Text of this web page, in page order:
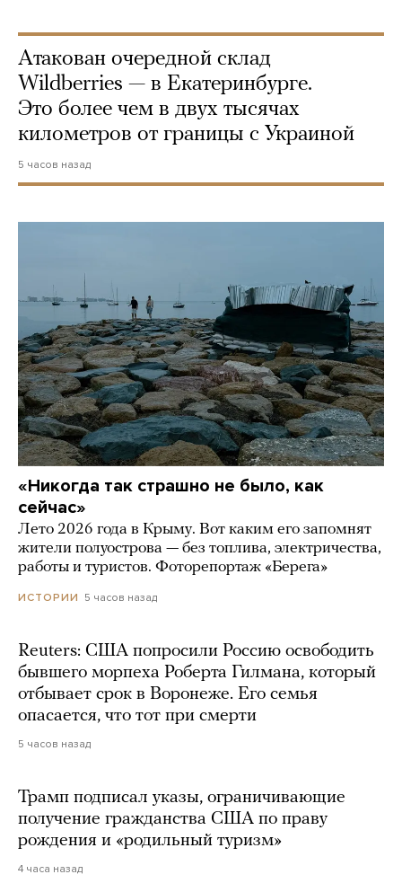
Атакован очередной склад
Wildberries — в Екатеринбурге.
Это более чем в двух тысячах
километров от границы с Украиной
5 часов назад
«Никогда так страшно не было, как
сейчас»
Лето 2026 года в Крыму. Вот каким его запомнят
жители полуострова — без топлива, электричества,
работы и туристов. Фоторепортаж «Берега»
ИСТОРИИ 5 часов назад
Reuters: США попросили Россию освободить
бывшего морпеха Роберта Гилмана, который
отбывает срок в Воронеже. Его семья
опасается, что тот при смерти
5 часов назад
Трамп подписал указы, ограничивающие
получение гражданства США по праву
рождения и «родильный туризм»
4 часа назад